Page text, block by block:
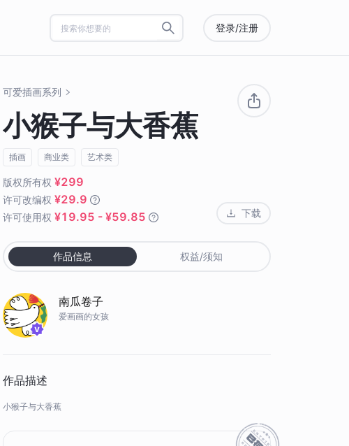
登录/注册
可爱插画系列
小猴子与大香蕉
插画 商业类 艺术类
版权所有权 ¥299
许可改编权 ¥29.9
许可使用权 ¥19.95 - ¥59.85 下载
作品信息 权益/须知
南瓜卷子
爱画画的女孩
作品描述
小猴子与大香蕉